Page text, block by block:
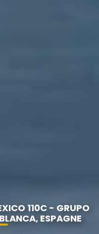
110C - GRUPO
ESPAGNE